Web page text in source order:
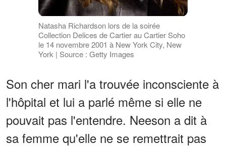
Natasha Richardson lors de la soirée
Collection Delices de Cartier au Cartier Soho
le 14 novembre 2001 à New York City, New
York | Source : Getty Images
Son cher mari l'a trouvée inconsciente à
l'hôpital et lui a parlé même si elle ne
pouvait pas l'entendre. Neeson a dit à
sa femme qu'elle ne se remettrait pas